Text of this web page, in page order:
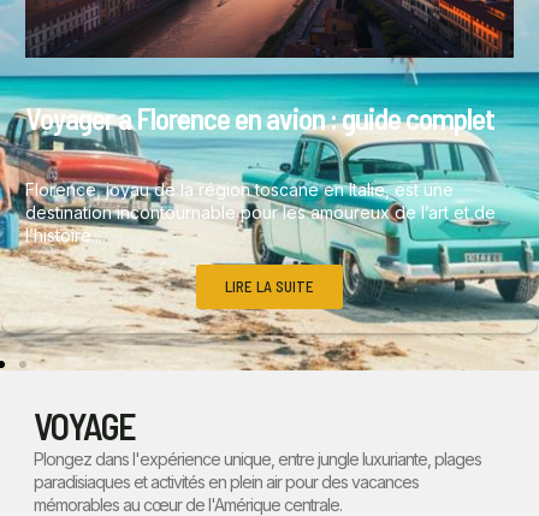
Voyager a Florence en avion : guide complet
Florence, joyau de la région toscane en Italie, est une
destination incontournable pour les amoureux de l’art et de
l’histoire....
LIRE LA SUITE
VOYAGE
Plongez dans l'expérience unique, entre jungle luxuriante, plages
paradisiaques et activités en plein air pour des vacances
mémorables au cœur de l'Amérique centrale.